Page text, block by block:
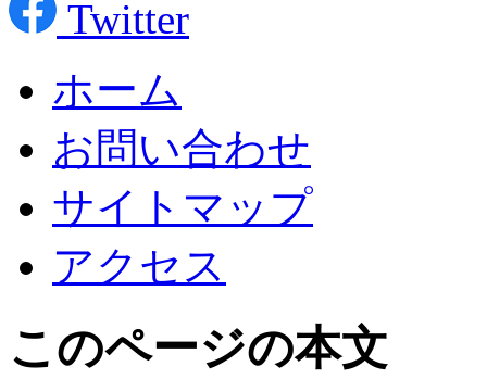
ホーム
お問い合わせ
サイトマップ
アクセス
このページの本文